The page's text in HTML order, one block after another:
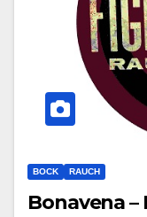
BOCK RAUCH
Bonavena